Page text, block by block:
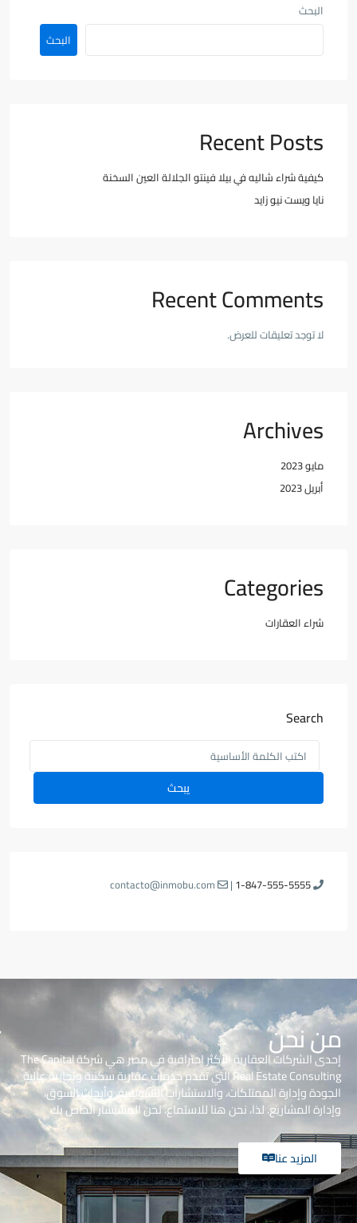
البحث
البحث
Recent Posts
كيفية شراء شاليه في بيلا فينتو الجلالة العين السخنة
نايا ويست نيو زايد
Recent Comments
لا توجد تعليقات للعرض.
Archives
مايو 2023
أبريل 2023
Categories
شراء العقارات
Search
يبحث
1-847-555-5555
|
من نحن إحدى الشركات العقارية الأكثر احترافية في مصر هي شركة The Capital
Real Estate Consulting التي تقدم خدمات عقارية سكنية وتجارية عالية
الجودة وإدارة الممتلكات، والاستشارات التسويقية، وأبحاث السوق،
وإدارة المشاريع. لذا، نحن هنا للاستماع، نحن المستشار الخاص بك
المزيد عنا